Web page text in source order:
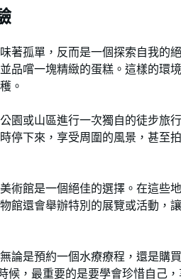
著孤單，反而是一個探索自我的
品嚐一塊精緻的蛋糕。這樣的環
。
園或山區進行一次獨自的徒步旅
停下來，享受周圍的風景，甚至
術館是一個絕佳的選擇。在這些
館還會舉辦特別的展覽或活動，
論是預約一個水療療程，還是購
候，最重要的是要學會珍惜自己